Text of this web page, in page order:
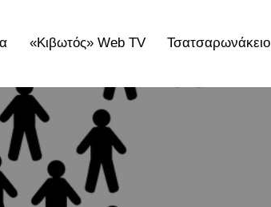
«Κιβωτός» Web TV Τσατσαρωνάκειο
Web TV Τσατσαρωνάκειο